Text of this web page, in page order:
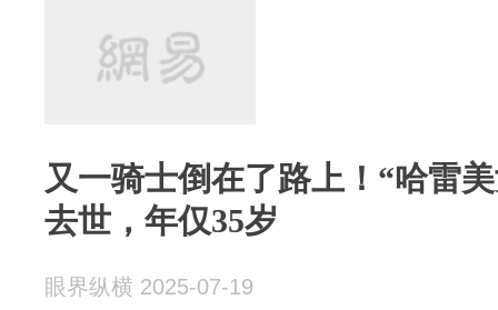
又一骑士倒在了路上！“哈雷
去世，年仅35岁
眼界纵横 2025-07-19